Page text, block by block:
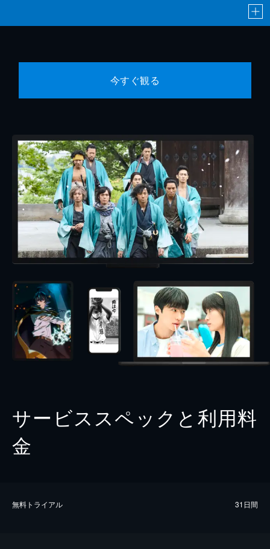
今すぐ観る
サービススペックと利用料
金
無料トライアル 31日間